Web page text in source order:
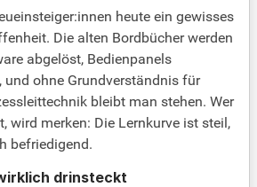
heute ein gewisses
Die alten Bordbücher werden
abgelöst, Bedienpanels
und ohne Grundverständnis für
bleibt man stehen. Wer
wird merken: Die Lernkurve ist steil,
befriedigend.
drinsteckt